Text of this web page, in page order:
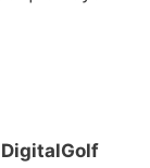
DigitalGolf